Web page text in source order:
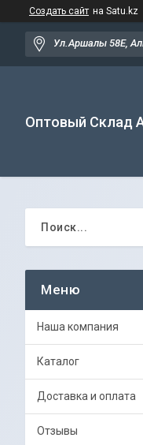
Создать сайт на Satu.kz
Ул.Аршалы 58Е,
Оптовый Склад
Наша компания
Каталог
Доставка и оплата
Отзывы